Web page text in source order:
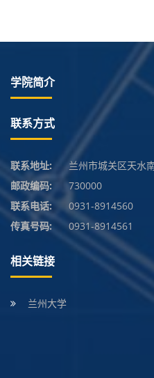
学院简介
联系方式
联系地址:
兰州市城关区天水
邮政编码:
730000
联系电话:
0931-8914560
传真号码:
0931-8914561
相关链接
兰州大学